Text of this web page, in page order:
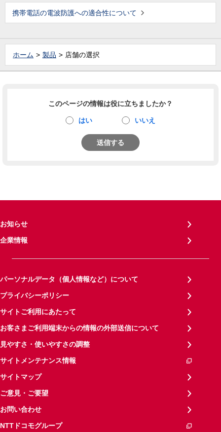
携帯電話の電波防護への適合性について
ホーム 製品 店舗の選択
このページの情報は役に立ちましたか？
はい いいえ
送信する
お知らせ
企業情報
パーソナルデータ（個人情報など）について
プライバシーポリシー
サイトご利用にあたって
お客さまご利用端末からの情報の外部送信について
見やすさ・使いやすさの調整
サイトメンテナンス情報
サイトマップ
ご意見・ご要望
お問い合わせ
NTTドコモグループ